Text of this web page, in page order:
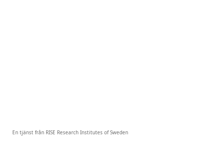
En tjänst från RISE Research Institutes of Sweden